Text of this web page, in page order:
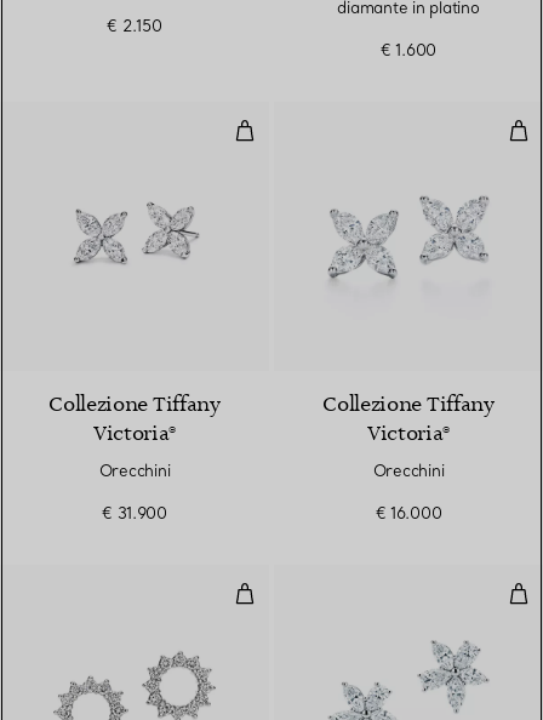
€ 2.150
diamante in platino
€ 1.600
Orecchini
Collezione Tiffany
Victoria®
Orecchini
€ 31.900
Collezione Tiffany
Victoria®
Orecchini
€ 16.000
Orecchini Open Circle